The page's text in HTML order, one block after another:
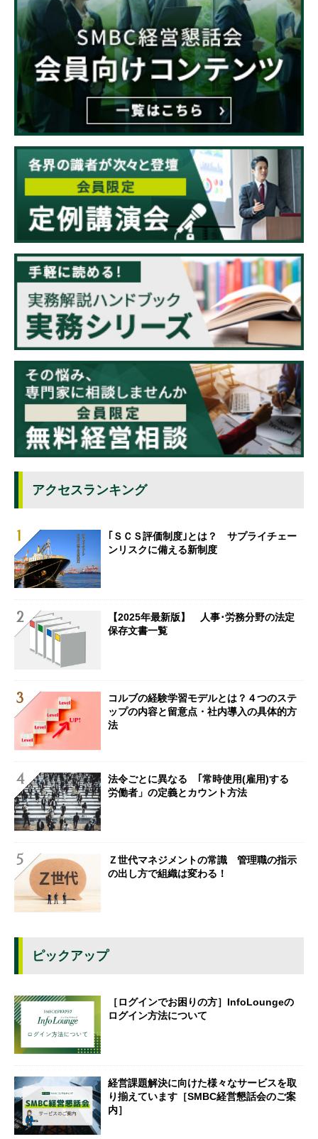
アクセスランキング
｢ＳＣＳ評価制度｣とは？ サプライチェー
ンリスクに備える新制度
【2025年最新版】 人事･労務分野の法定
保存文書一覧
コルブの経験学習モデルとは？４つのステ
ップの内容と留意点・社内導入の具体的方
法
法令ごとに異なる ｢常時使用(雇用)する
労働者」の定義とカウント方法
Ｚ世代マネジメントの常識 管理職の指示
の出し方で組織は変わる！
ピックアップ
［ログインでお困りの方］InfoLoungeの
ログイン方法について
経営課題解決に向けた様々なサービスを取
り揃えています［SMBC経営懇話会のご案
内］